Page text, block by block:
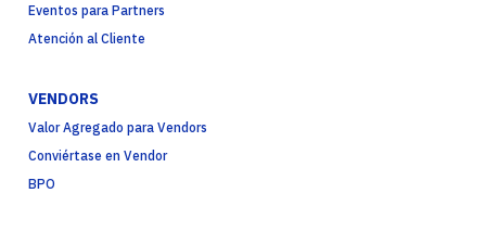
Eventos para Partners
Atención al Cliente
VENDORS
Valor Agregado para Vendors
Conviértase en Vendor
BPO